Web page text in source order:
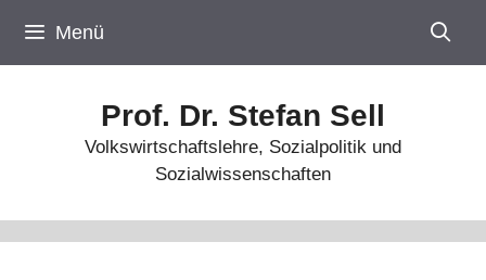
Inhalt
springen
Menü
Prof. Dr. Stefan Sell
Volkswirtschaftslehre, Sozialpolitik und
Sozialwissenschaften